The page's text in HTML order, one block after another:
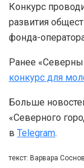
Конкурс
развития
фонда-
Ранее
конкурс для
Больше
«Северного
в Telegram.
текст: Варвара